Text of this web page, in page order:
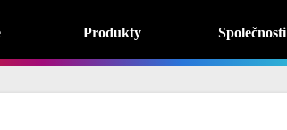
Produkty Společnosti